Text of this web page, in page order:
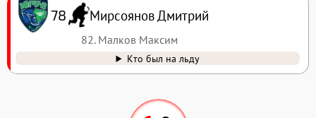
78 Мирсоянов Дмитрий
82. Малков Максим
Кто был на льду